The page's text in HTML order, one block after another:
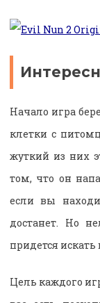
Начало игра
клетки с
жуткий из них
том, что он
если вы
достанет. Но
придется
Цель каждого